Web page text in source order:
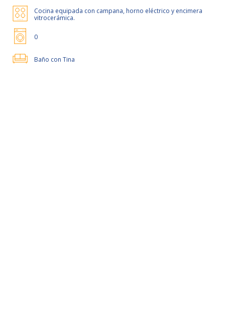
Cocina equipada con campana, horno eléctrico y encimera
vitrocerámica.
0
Baño con Tina